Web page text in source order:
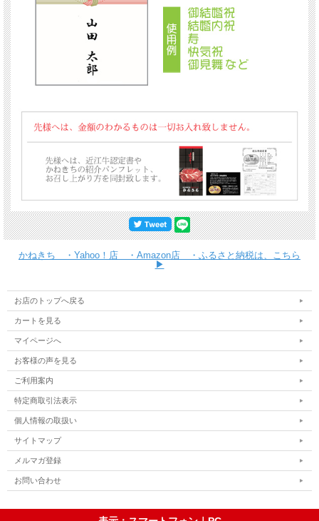
かねきち ・Yahoo！店 ・Amazon店 ・ふるさと納税は、こちら
▶
お店のトップへ戻る
カートを見る
マイページへ
お客様の声を見る
ご利用案内
特定商取引法表示
個人情報の取扱い
サイトマップ
メルマガ登録
お問い合わせ